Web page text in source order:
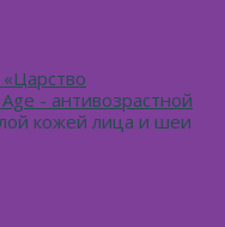
- антивозрастной
кожей лица и шеи